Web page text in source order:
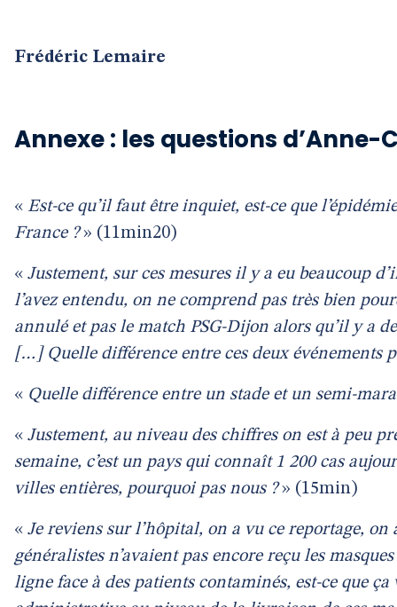
Frédéric Lemaire
Annexe : les questions d’Anne-
« Est-ce qu’il faut être inquiet, est-ce que
France ?» (11min20)
« Justement, sur ces mesures il y a eu beaucoup
l’avez entendu, on ne comprend pas très bien
annulé et pas le match PSG-Dijon alors qu’il y a
[…] Quelle différence entre ces deux événements
« Quelle différence entre un stade et un semi-
« Justement, au niveau des chiffres on est à peu
semaine, c’est un pays qui connaît 1 200 cas
villes entières, pourquoi pas nous ?» (15min)
« Je reviens sur l’hôpital, on a vu ce reportage, on
généralistes n’avaient pas encore reçu les
ligne face à des patients contaminés, est-ce que